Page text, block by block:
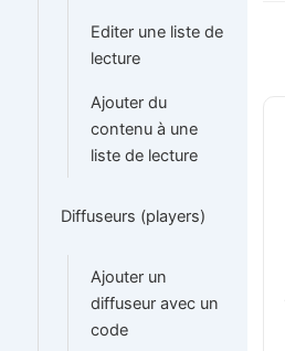
Editer une liste de
lecture
Ajouter du
contenu à une
liste de lecture
Diffuseurs (players)
Ajouter un
diffuseur avec un
code